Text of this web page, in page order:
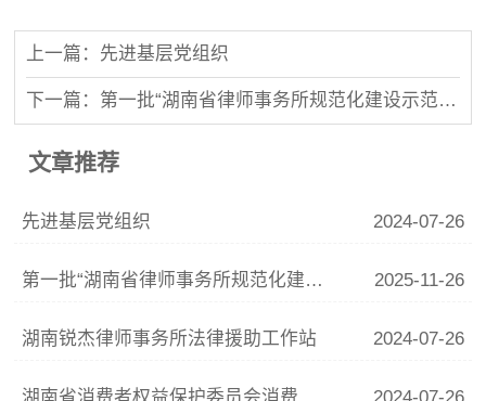
上一篇：先进基层党组织
下一篇：第一批“湖南省律师事务所规范化建设示范所”
文章推荐
先进基层党组织 2024-07-26
第一批“湖南省律师事务所规范化建设示范所” 2025-11-26
湖南锐杰律师事务所法律援助工作站 2024-07-26